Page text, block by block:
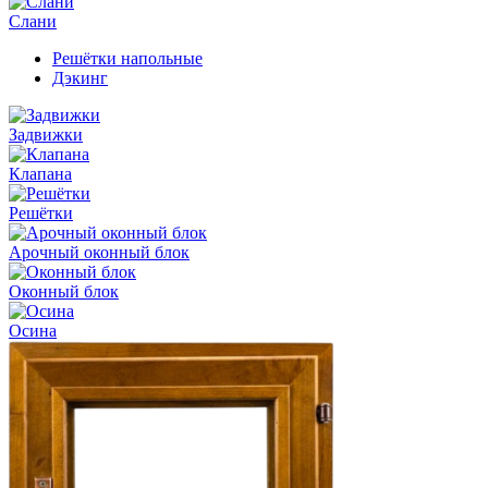
Слани
Решётки напольные
Дэкинг
Задвижки
Клапана
Решётки
Арочный оконный блок
Оконный блок
Осина